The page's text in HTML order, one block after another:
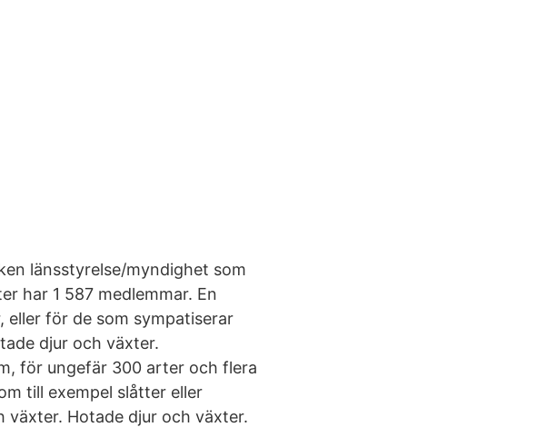
länsstyrelse/myndighet som
har 1 587 medlemmar. En
för de som sympatiserar
djur och växter.
för ungefär 300 arter och flera
till exempel slåtter eller
Hotade djur och växter.